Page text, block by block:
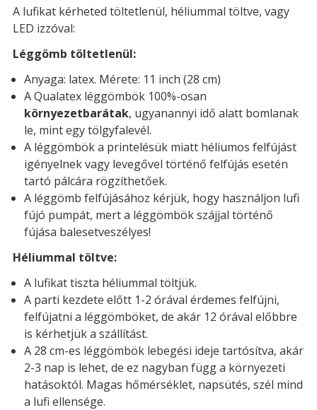
A lufikat kérheted töltetlenül, héliummal töltve, vagy
LED izzóval:
Léggömb töltetlenül:
Anyaga: latex. Mérete: 11 inch (28 cm)
A Qualatex léggömbök 100%-osan
környezetbarátak, ugyanannyi idő alatt bomlanak
le, mint egy tölgyfalevél.
A léggömbök a printelésük miatt héliumos felfújást
igényelnek vagy levegővel történő felfújás esetén
tartó pálcára rögzíthetőek.
A léggömb felfújásához kérjük, hogy használjon lufi
fújó pumpát, mert a léggömbök szájjal történő
fújása balesetveszélyes!
Héliummal töltve:
A lufikat tiszta héliummal töltjük.
A parti kezdete előtt 1-2 órával érdemes felfújni,
felfújatni a léggömböket, de akár 12 órával előbbre
is kérhetjük a szállítást.
A 28 cm-es léggömbök lebegési ideje tartósítva, akár
2-3 nap is lehet, de ez nagyban függ a környezeti
hatásoktól. Magas hőmérséklet, napsütés, szél mind
a lufi ellensége.